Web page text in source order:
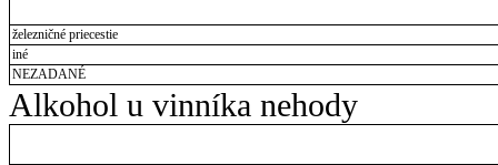
železničné priecestie
iné
NEZADANÉ
Alkohol u vinníka nehody